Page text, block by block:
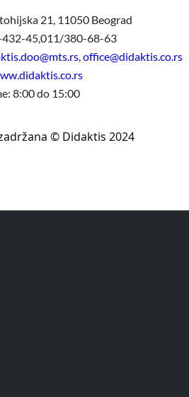
21, 11050 Beograd
432-45,011/380-68-63
,office@didaktis.co.rs
8:00 do 15:00
© Didaktis 2024